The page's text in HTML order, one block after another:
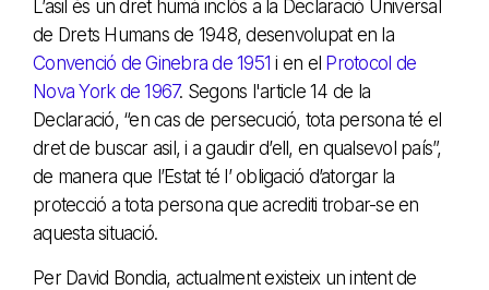
L’asil és un dret humà inclòs a la Declaració Universal
de Drets Humans de 1948, desenvolupat en la
Convenció de Ginebra de 1951 i en el Protocol de
Nova York de 1967. Segons l'article 14 de la
Declaració, “en cas de persecució, tota persona té el
dret de buscar asil, i a gaudir d’ell, en qualsevol país”,
de manera que l’Estat té l’ obligació d’atorgar la
protecció a tota persona que acrediti trobar-se en
aquesta situació.
Per David Bondia, actualment existeix un intent de